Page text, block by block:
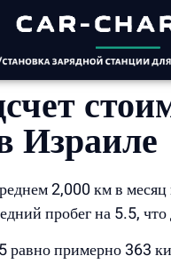
Израиле
2,000 км в
пробег на 5.5,
примерно 363